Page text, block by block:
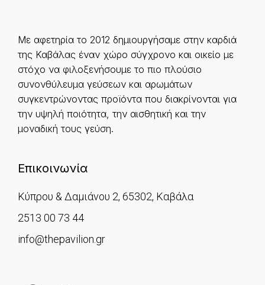
Με αφετηρία το 2012 δημιουργήσαμε στην καρδιά
της Καβάλας έναν χώρο σύγχρονο και οικείο με
στόχο να φιλοξενήσουμε το πιο πλούσιο
συνονθύλευμα γεύσεων και αρωμάτων
συγκεντρώνοντας προϊόντα που διακρίνονται για
την υψηλή ποιότητα, την αισθητική και την
μοναδική τους γεύση.
Επικοινωνία
Κύπρου & Δαμιάνου 2, 65302, Καβάλα
2513 00 73 44
info@thepavilion.gr